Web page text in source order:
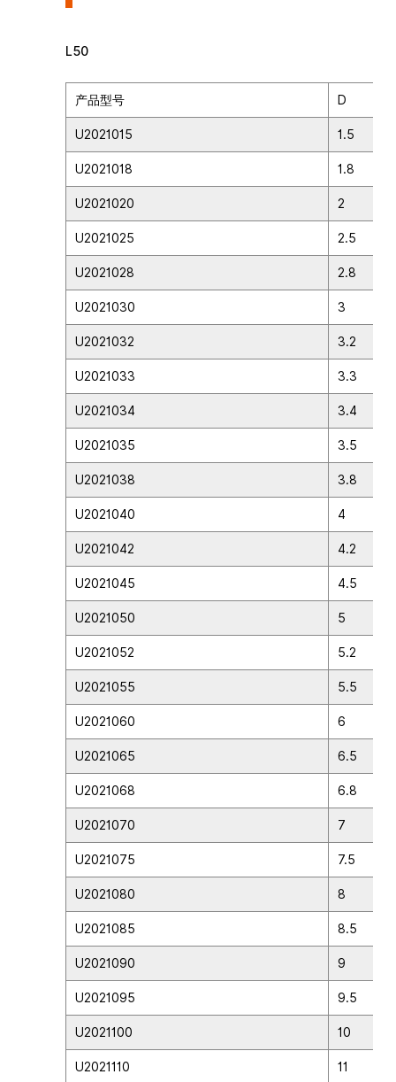
L50
产品型号 D
U2021015 1.5
U2021018 1.8
U2021020 2
U2021025 2.5
U2021028 2.8
U2021030 3
U2021032 3.2
U2021033 3.3
U2021034 3.4
U2021035 3.5
U2021038 3.8
U2021040 4
U2021042 4.2
U2021045 4.5
U2021050 5
U2021052 5.2
U2021055 5.5
U2021060 6
U2021065 6.5
U2021068 6.8
U2021070 7
U2021075 7.5
U2021080 8
U2021085 8.5
U2021090 9
U2021095 9.5
U2021100 10
U2021110 11